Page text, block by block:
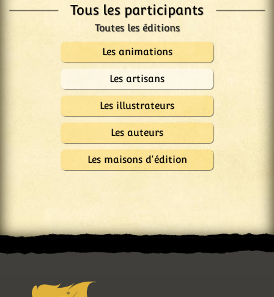
Tous les participants
Les animations
Les artisans
Les illustrateurs
Les auteurs
Les maisons d'édition